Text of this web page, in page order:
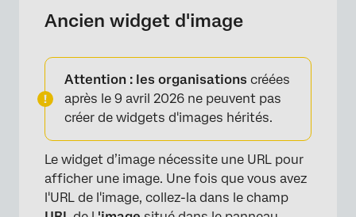
Ancien widget d'image
Attention : les organisations créées
après le 9 avril 2026 ne peuvent pas
créer de widgets d'images hérités.
Le widget d’image nécessite une URL pour
afficher une image. Une fois que vous avez
l'URL de l'image, collez-la dans le champ